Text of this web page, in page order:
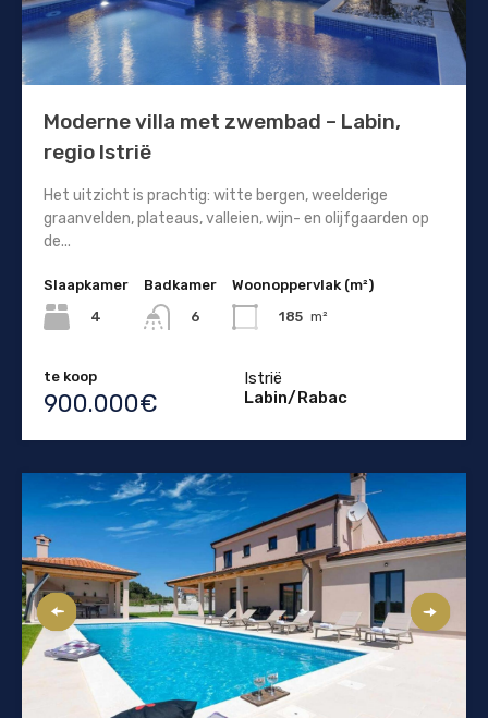
Moderne villa met zwembad – Labin,
regio Istrië
Het uitzicht is prachtig: witte bergen, weelderige
graanvelden, plateaus, valleien, wijn- en olijfgaarden op
de...
Slaapkamer
4
Badkamer
6
Woonoppervlak (m²)
185 m²
te koop
900.000€
Istrië
Labin/Rabac